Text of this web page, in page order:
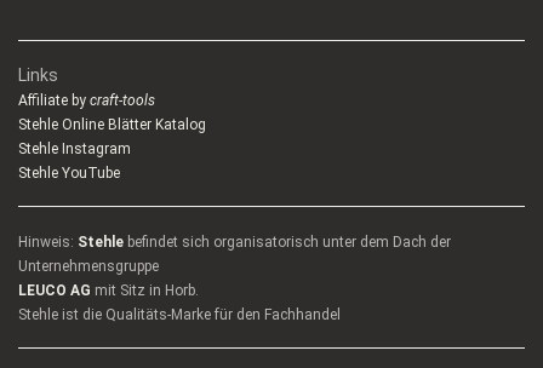
Links
Affiliate by craft-tools
Stehle Online Blätter Katalog
Stehle Instagram
Stehle YouTube
Hinweis: Stehle befindet sich organisatorisch unter dem Dach der
Unternehmensgruppe
LEUCO AG mit Sitz in Horb.
Stehle ist die Qualitäts-Marke für den Fachhandel